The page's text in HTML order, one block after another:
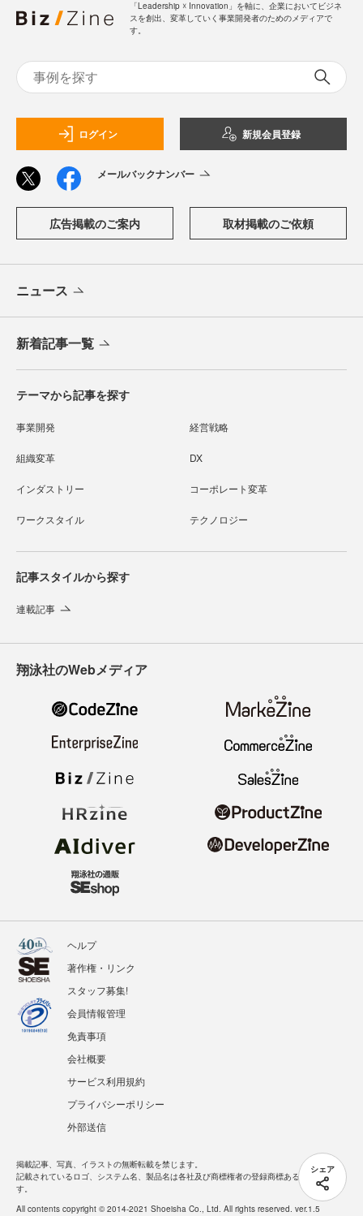
シェア
「Leadership ☓ Innovation」を軸に、企業においてビジネ
スを創出、変革していく事業開発者のためのメディアで
す。
ログイン 新規会員登録
メールバックナンバー
広告掲載のご案内 取材掲載のご依頼
ニュース
新着記事一覧
テーマから記事を探す
事業開発 経営戦略
組織変革 DX
インダストリー コーポレート変革
ワークスタイル テクノロジー
記事スタイルから探す
連載記事
翔泳社のWebメディア
ヘルプ
著作権・リンク
スタッフ募集!
会員情報管理
免責事項
会社概要
サービス利用規約
プライバシーポリシー
外部送信
掲載記事、写真、イラストの無断転載を禁じます。
記載されているロゴ、システム名、製品名は各社及び商標権者の登録商標あるいは商標で
す。
All contents copyright © 2014-2021 Shoeisha Co., Ltd. All rights reserved. ver.1.5